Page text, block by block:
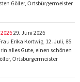
Göller, Ortsbürgermeister
29. Juni 2026
Erika Kortwig, 12. Juli, 85
alles Gute, einen schönen
Ortsbürgermeister